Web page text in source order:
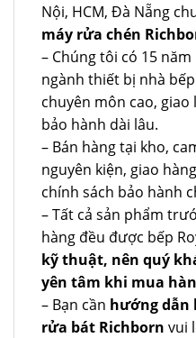
Nội, HCM, Đà Nẵng
máy rửa chén
– Chúng tôi có 15
ngành thiết bị nhà
chuyên môn cao,
bảo hành dài lâu.
– Bán hàng tại kho,
nguyên kiện, giao
chính sách bảo hành
– Tất cả sản phẩm
hàng đều được bếp
kỹ thuật, nên quý
yên tâm khi mua
– Bạn cần hướng dẫn
rửa bát Richborn vui